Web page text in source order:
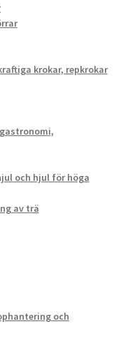
krokar, repkrokar
och hjul för höga
av trä
och